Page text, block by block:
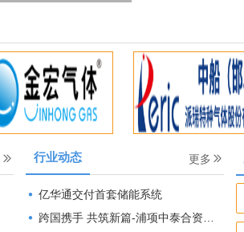
行业动态 更多
亿华通交付首套储能系统
跨国携手 共筑新篇-浦项中泰合资高纯稀有气体工厂在韩竣工